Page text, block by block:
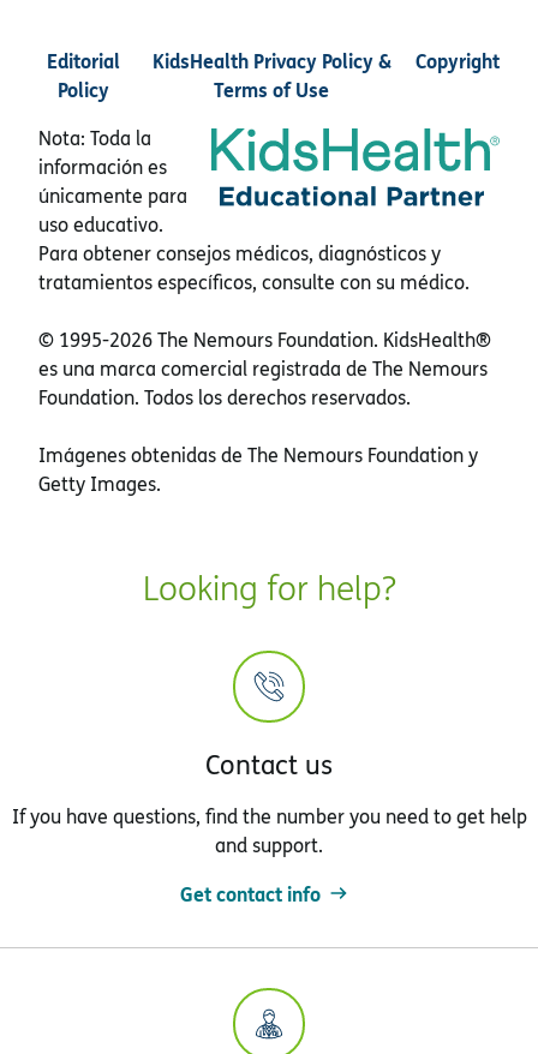
Editorial
Policy
KidsHealth Privacy Policy &
Terms of Use
Copyright
Nota: Toda la
información es
únicamente para
uso educativo.
Para obtener consejos médicos, diagnósticos y
tratamientos específicos, consulte con su médico.
© 1995-2026 The Nemours Foundation. KidsHealth®
es una marca comercial registrada de The Nemours
Foundation. Todos los derechos reservados.
Imágenes obtenidas de The Nemours Foundation y
Getty Images.
Looking for help?
Contact us
If you have questions, find the number you need to get help
and support.
Get contact info